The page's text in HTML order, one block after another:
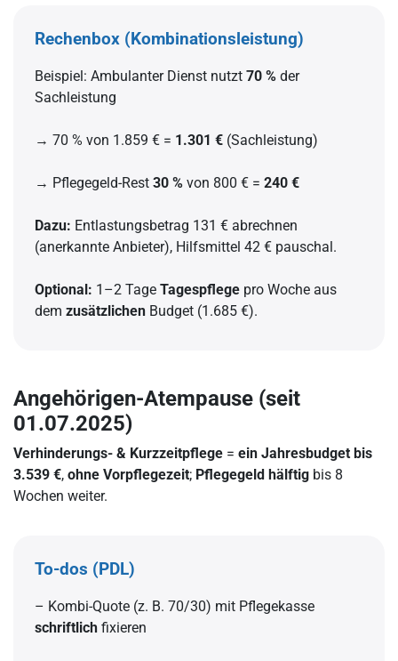
Rechenbox (Kombinationsleistung)
Beispiel: Ambulanter Dienst nutzt 70 % der
Sachleistung
→ 70 % von 1.859 € = 1.301 € (Sachleistung)
→ Pflegegeld-Rest 30 % von 800 € = 240 €
Dazu: Entlastungsbetrag 131 € abrechnen
(anerkannte Anbieter), Hilfsmittel 42 € pauschal.
Optional: 1–2 Tage Tagespflege pro Woche aus
dem zusätzlichen Budget (1.685 €).
Angehörigen-Atempause (seit
01.07.2025)
Verhinderungs- & Kurzzeitpflege = ein Jahresbudget bis
3.539 €, ohne Vorpflegezeit; Pflegegeld hälftig bis 8
Wochen weiter.
To-dos (PDL)
– Kombi-Quote (z. B. 70/30) mit Pflegekasse
schriftlich fixieren